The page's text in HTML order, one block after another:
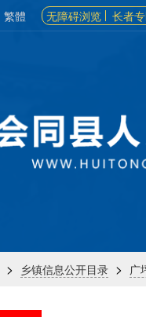
繁體 无障碍浏览 长者
> 乡镇信息公开目录 > 广